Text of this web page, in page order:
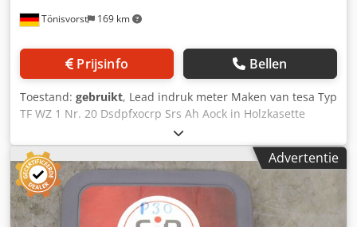
Tönisvorst 169 km
Prijsinfo Bellen
Toestand: gebruikt, Lead indruk meter Maken van tesa Typ
TF WZ 1 Nr. 20 Dsdpfxocrp Srs Ah Aock in Holzkasette
Advertentie